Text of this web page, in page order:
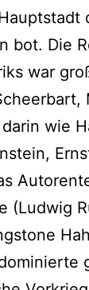
bot. Die
war
wie
(Ludwig